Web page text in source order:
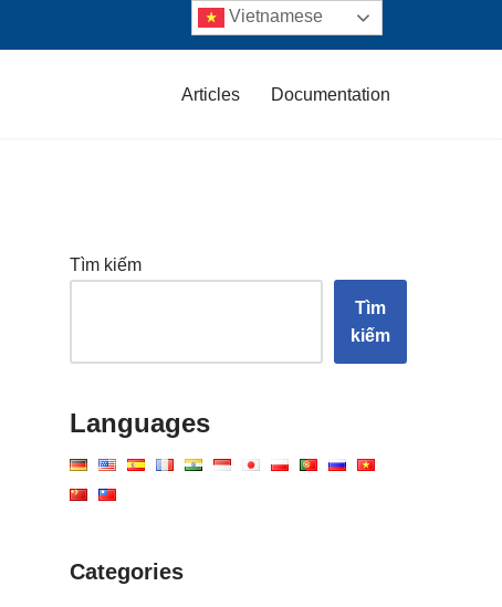
Articles Documentation
Tìm kiếm
Tìm
kiếm
Languages
Categories
Vietnamese